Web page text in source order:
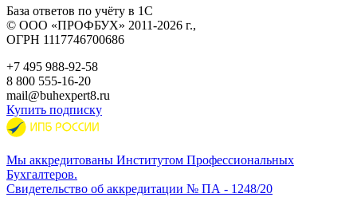
База ответов по учёту в 1С
© ООО «ПРОФБУХ» 2011-2026 г.,
ОГРН 1117746700686
+7 495 988-92-58
8 800 555-16-20
mail@buhexpert8.ru
Купить подписку
Мы аккредитованы Институтом Профессиональных
Бухгалтеров.
Свидетельство об аккредитации № ПА - 1248/20